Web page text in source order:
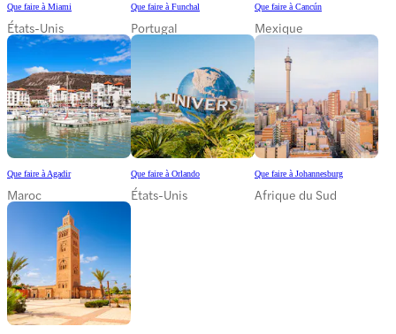
Que faire à Miami
États-Unis
Que faire à Funchal
Portugal
Que faire à Cancún
Mexique
Que faire à Agadir
Maroc
Que faire à Orlando
États-Unis
Que faire à Johannesburg
Afrique du Sud